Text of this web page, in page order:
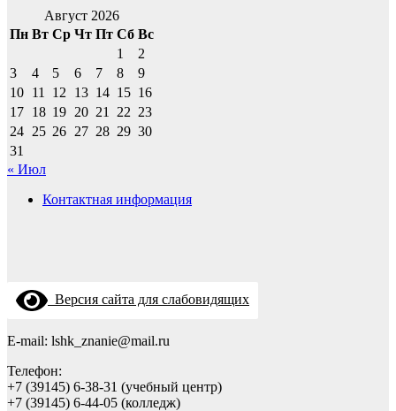
Август 2026
Пн Вт Ср Чт Пт Сб Вс
1
2
3
4 5 6 7 8
9
10 11 12 13 14 15 16
17 18 19 20 21 22 23
24 25 26 27 28 29 30
31
« Июл
Контактная информация
Версия сайта для слабовидящих
E-mail: lshk_znanie@mail.ru
Телефон:
+7 (39145) 6-38-31 (учебный центр)
+7 (39145) 6-44-05 (колледж)